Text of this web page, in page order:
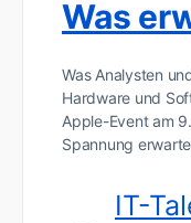
Was
Was Analysten
Hardware und
Apple-Event am
Spannung
IT-